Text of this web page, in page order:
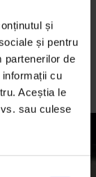
și
și pentru
partenerilor de
cu
Aceștia le
sau culese
cu case, cu